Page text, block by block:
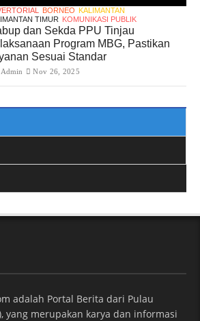
BORNEO KALIMANTAN
TIMUR KOMUNIKASI PUBLIK
dan Sekda PPU Tinjau
Program MBG, Pastikan
Sesuai Standar
Admin Nov 26, 2025
adalah Portal Berita dari Pulau
yang merupakan karya dan informasi